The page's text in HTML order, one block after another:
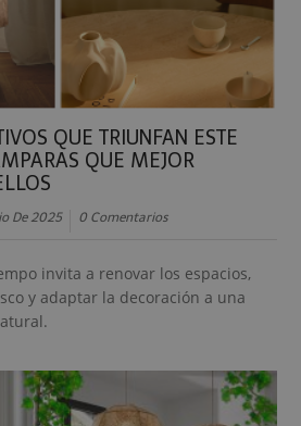
QUE TRIUNFAN ESTE
QUE MEJOR
De 2025 0 Comentarios
invita a renovar los espacios,
y adaptar la decoración a una